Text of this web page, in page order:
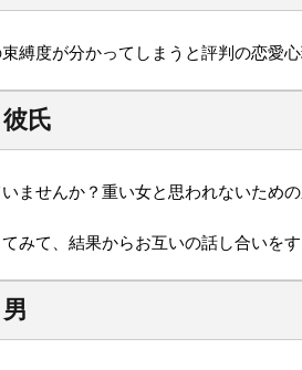
縛度が分かってしまうと評判の恋愛
氏
ませんか？重い女と思われないための
みて、結果からお互いの話し合いを